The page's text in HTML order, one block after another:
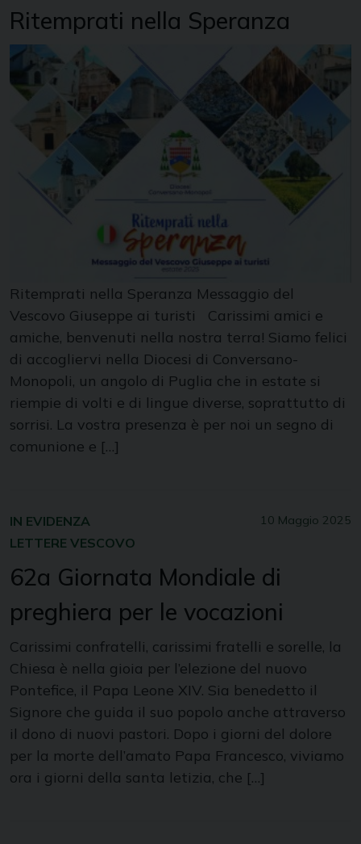
Ritemprati nella Speranza
Ritemprati nella Speranza Messaggio del
Vescovo Giuseppe ai turisti Carissimi amici e
amiche, benvenuti nella nostra terra! Siamo felici
di accogliervi nella Diocesi di Conversano-
Monopoli, un angolo di Puglia che in estate si
riempie di volti e di lingue diverse, soprattutto di
sorrisi. La vostra presenza è per noi un segno di
comunione e […]
10 Maggio 2025
IN EVIDENZA
LETTERE VESCOVO
62a Giornata Mondiale di
preghiera per le vocazioni
Carissimi confratelli, carissimi fratelli e sorelle, la
Chiesa è nella gioia per l’elezione del nuovo
Pontefice, il Papa Leone XIV. Sia benedetto il
Signore che guida il suo popolo anche attraverso
il dono di nuovi pastori. Dopo i giorni del dolore
per la morte dell’amato Papa Francesco, viviamo
ora i giorni della santa letizia, che […]